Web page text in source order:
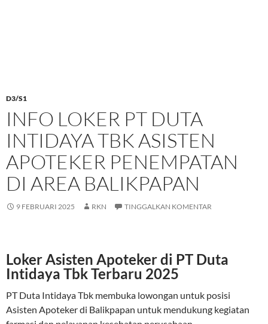
D3/S1
INFO LOKER PT DUTA
INTIDAYA TBK ASISTEN
APOTEKER PENEMPATAN
DI AREA BALIKPAPAN
9 FEBRUARI 2025 RKN TINGGALKAN KOMENTAR
Loker Asisten Apoteker di PT Duta
Intidaya Tbk Terbaru 2025
PT Duta Intidaya Tbk membuka lowongan untuk posisi
Asisten Apoteker di Balikpapan untuk mendukung kegiatan